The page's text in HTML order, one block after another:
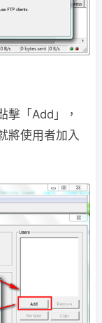
擊「Add」，
將使用者加入